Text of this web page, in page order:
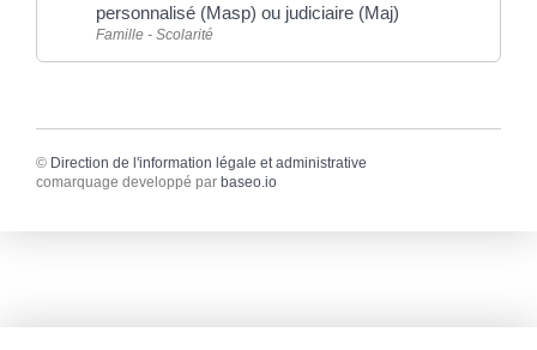
personnalisé (Masp) ou judiciaire (Maj)
Famille - Scolarité
© Direction de l'information légale et administrative
comarquage developpé par baseo.io